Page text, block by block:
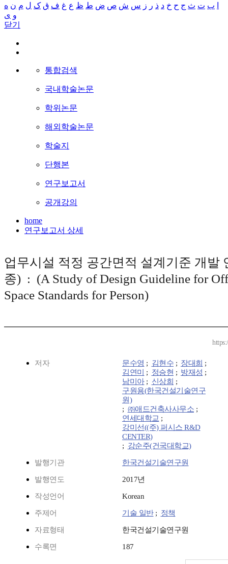
ب ت ث ج ح خ د ذ ر ز س ش ص ض ط ظ ع غ ف ق ک ل م ن ه
و ی
닫기
통합검색
국내학술논문
학위논문
해외학술논문
학술지
단행본
연구보고서
공개강의
home
연구보고서 상세
업무시설 적정 공간면적 설계기준 개발
종) : (A Study of Design Guideline for
Space Standards for Person)
저자 문수영 ; 김현수 ; 장대희 ;
김연미
; 정승현 ; 방재성 ;
남미아; 신상희 ;
구원용(한국건설기술연구
원)
; ㈜애드건축사사무소 ;
연세대학교 ;
강미선((주) 퍼시스 R&D
CENTER)
; 강순주(건국대학교)
발행기관 한국건설기술연구원
발행연도 2017년
작성언어 Korean
주제어 기술 일반; 정책
자료형태 한국건설기술연구원
수록면 187